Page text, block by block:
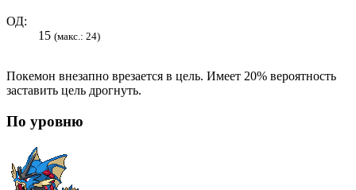
ОД:
15 (макс.: 24)
Покемон внезапно врезается в цель. Имеет 20% вероятность
заставить цель дрогнуть.
По уровню